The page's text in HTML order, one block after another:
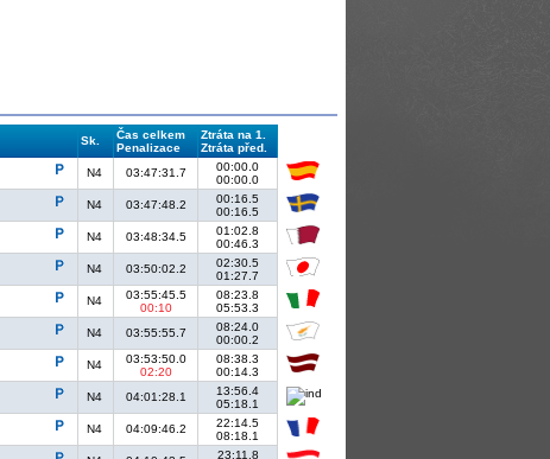
Sk.
Čas celkem
Penalizace
Ztráta na 1.
Ztráta před.
N4 03:47:31.7
00:00.0
00:00.0
N4 03:47:48.2
00:16.5
00:16.5
N4 03:48:34.5
01:02.8
00:46.3
N4 03:50:02.2
02:30.5
01:27.7
N4
03:55:45.5
00:10
08:23.8
05:53.3
N4 03:55:55.7
08:24.0
00:00.2
N4
03:53:50.0
02:20
08:38.3
00:14.3
N4 04:01:28.1
13:56.4
05:18.1
N4 04:09:46.2
22:14.5
08:18.1
23:11.8